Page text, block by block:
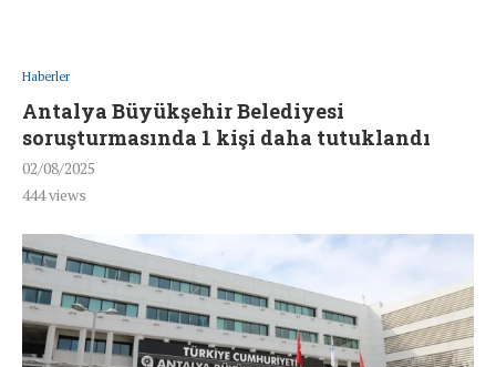
Haberler
Antalya Büyükşehir Belediyesi
soruşturmasında 1 kişi daha tutuklandı
02/08/2025
444views